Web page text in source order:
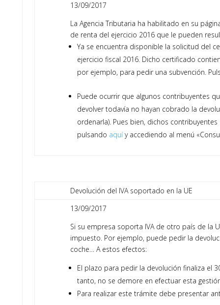
13/09/2017
La Agencia Tributaria ha habilitado en su
de renta del ejercicio 2016 que le pueden
Ya se encuentra disponible la solicitud del
ejercicio fiscal 2016. Dicho certificado
por ejemplo, para pedir una subvención.
Puede ocurrir que algunos contribuyentes
devolver todavía no hayan cobrado la
ordenarla). Pues bien, dichos
pulsando aquíy accediendo al menú
Devolución del IVA soportado en la UE
13/09/2017
Si su empresa soporta IVA de otro país de la
impuesto. Por ejemplo, puede pedir la
coche… A estos efectos:
El plazo para pedir la devolución finaliza el
tanto, no se demore en efectuar esta
Para realizar este trámite debe presentar